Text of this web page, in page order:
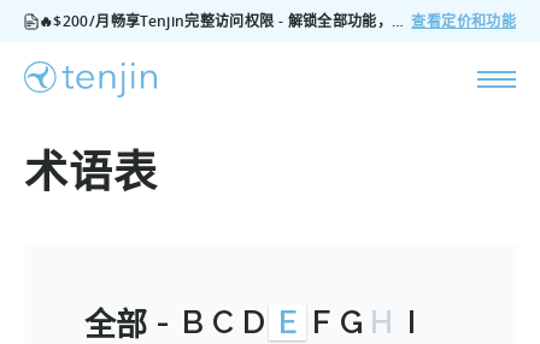
🔥$200/月畅享Tenjin完整访问权限 - 解锁全部功能，无隐藏费用，随时可取消 查看定价和功能
术语表
全部 - B C D E F G H I